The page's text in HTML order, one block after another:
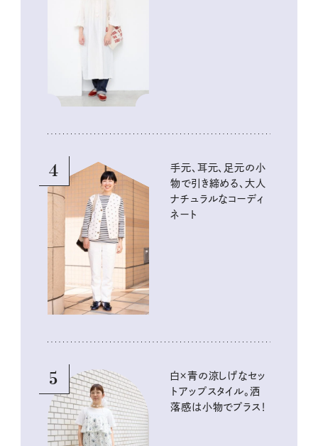
4
手元、耳元、足元の小
物で引き締める、大人
ナチュラルなコーディ
ネート
5
白×青の涼しげなセッ
トアップスタイル。洒
落感は小物でプラス！